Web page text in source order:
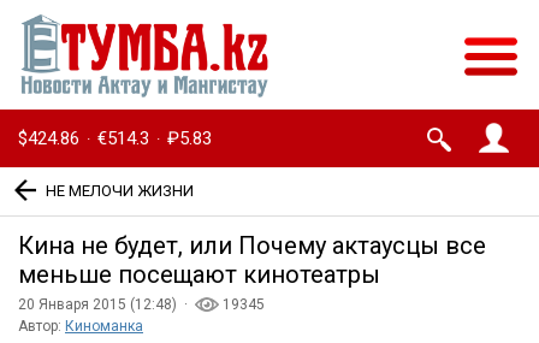
$424.86 · €514.3 · ₽5.83
НЕ МЕЛОЧИ ЖИЗНИ
Кина не будет, или Почему актаусцы все
меньше посещают кинотеатры
20 Января 2015 (12:48) ·
19345
Автор: Киноманка